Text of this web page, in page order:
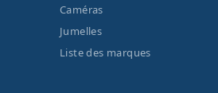
Caméras
Jumelles
Liste des marques